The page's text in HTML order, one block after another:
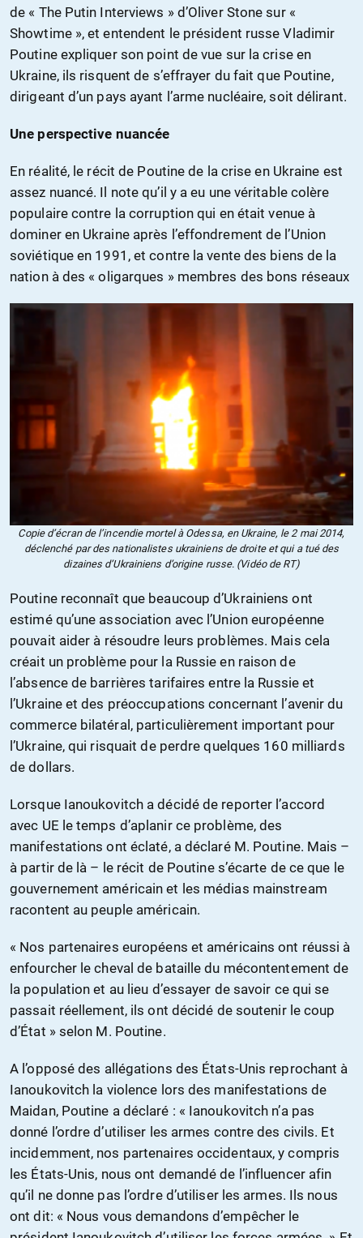
de « The Putin Interviews » d’Oliver Stone sur «
Showtime », et entendent le président russe Vladimir
Poutine expliquer son point de vue sur la crise en
Ukraine, ils risquent de s’effrayer du fait que Poutine,
dirigeant d’un pays ayant l’arme nucléaire, soit délirant.
Une perspective nuancée
En réalité, le récit de Poutine de la crise en Ukraine est
assez nuancé. Il note qu’il y a eu une véritable colère
populaire contre la corruption qui en était venue à
dominer en Ukraine après l’effondrement de l’Union
soviétique en 1991, et contre la vente des biens de la
nation à des « oligarques » membres des bons réseaux
Copie d’écran de l’incendie mortel à Odessa, en Ukraine, le 2 mai 2014,
déclenché par des nationalistes ukrainiens de droite et qui a tué des
dizaines d’Ukrainiens d’origine russe. (Vidéo de RT)
Poutine reconnaît que beaucoup d’Ukrainiens ont
estimé qu’une association avec l’Union européenne
pouvait aider à résoudre leurs problèmes. Mais cela
créait un problème pour la Russie en raison de
l’absence de barrières tarifaires entre la Russie et
l’Ukraine et des préoccupations concernant l’avenir du
commerce bilatéral, particulièrement important pour
l’Ukraine, qui risquait de perdre quelques 160 milliards
de dollars.
Lorsque Ianoukovitch a décidé de reporter l’accord
avec UE le temps d’aplanir ce problème, des
manifestations ont éclaté, a déclaré M. Poutine. Mais –
à partir de là – le récit de Poutine s’écarte de ce que le
gouvernement américain et les médias mainstream
racontent au peuple américain.
« Nos partenaires européens et américains ont réussi à
enfourcher le cheval de bataille du mécontentement de
la population et au lieu d’essayer de savoir ce qui se
passait réellement, ils ont décidé de soutenir le coup
d’État » selon M. Poutine.
A l’opposé des allégations des États-Unis reprochant à
Ianoukovitch la violence lors des manifestations de
Maidan, Poutine a déclaré : « Ianoukovitch n’a pas
donné l’ordre d’utiliser les armes contre des civils. Et
incidemment, nos partenaires occidentaux, y compris
les États-Unis, nous ont demandé de l’influencer afin
qu’il ne donne pas l’ordre d’utiliser les armes. Ils nous
ont dit: « Nous vous demandons d’empêcher le